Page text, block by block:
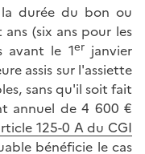
durée du bon ou
(six ans pour les
avant le 1erjanvier
assis sur l'assiette
sans qu'il soit fait
annuel de 4 600 €
125-0 A du CGI
bénéficie le cas